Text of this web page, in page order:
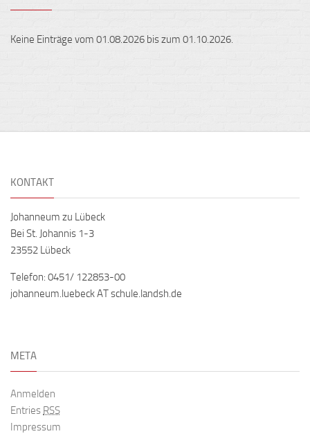
Keine Einträge vom 01.08.2026 bis zum 01.10.2026.
KONTAKT
Johanneum zu Lübeck
Bei St. Johannis 1-3
23552 Lübeck
Telefon: 0451/ 122853-00
johanneum.luebeck AT schule.landsh.de
META
Anmelden
Entries RSS
Impressum